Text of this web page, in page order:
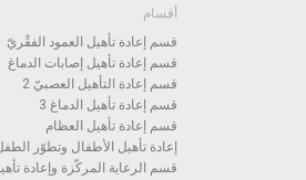
أقسام
قسم إعادة تأهيل العمود الفقْريّ
قسم إعادة تأهيل إصابات الدماغ
قسم إعادة التأهيل العصبيّ 2
قسم إعادة تأهيل الدماغ 3
قسم إعادة تأهيل العظام
إعادة تأهيل الأطفال وتطوّر
قسم الرعاية المركّزة وإعادة